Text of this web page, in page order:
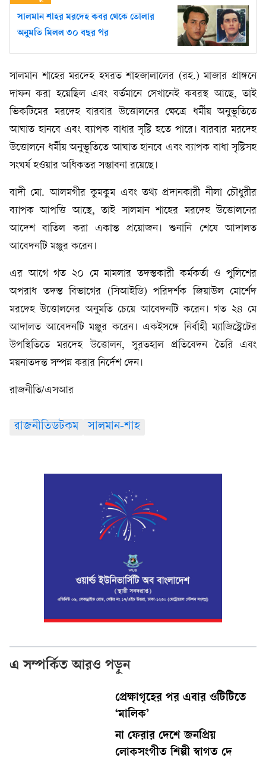
সালমান শাহর মরদেহ কবর থেকে তোলার
অনুমতি মিলল ৩০ বছর পর
সালমান শাহের মরদেহ হযরত শাহজালালের (রহ.) মাজার প্রাঙ্গনে
দাফন করা হয়েছিল এবং বর্তমানে সেখানেই কবরস্থ আছে, তাই
ভিকটিমের মরদেহ বারবার উত্তোলনের ক্ষেত্রে ধর্মীয় অনুভূতিতে
আঘাত হানবে এবং ব্যাপক বাধার সৃষ্টি হতে পারে। বারবার মরদেহ
উত্তোলনে ধর্মীয় অনুভূতিতে আঘাত হানবে এবং ব্যাপক বাধা সৃষ্টিসহ
সংঘর্ষ হওয়ার অধিকতর সম্ভাবনা রয়েছে।
বাদী মো. আলমগীর কুমকুম এবং তথ্য প্রদানকারী নীলা চৌধুরীর
ব্যাপক আপত্তি আছে, তাই সালমান শাহের মরদেহ উত্তোলনের
আদেশ বাতিল করা একান্ত প্রয়োজন। শুনানি শেষে আদালত
আবেদনটি মঞ্জুর করেন।
এর আগে গত ২০ মে মামলার তদন্তকারী কর্মকর্তা ও পুলিশের
অপরাধ তদন্ত বিভাগের (সিআইডি) পরিদর্শক জিয়াউল মোর্শেদ
মরদেহ উত্তোলনের অনুমতি চেয়ে আবেদনটি করেন। গত ২৪ মে
আদালত আবেদনটি মঞ্জুর করেন। একইসঙ্গে নির্বাহী ম্যাজিস্ট্রেটের
উপস্থিতিতে মরদেহ উত্তোলন, সুরতহাল প্রতিবেদন তৈরি এবং
ময়নাতদন্ত সম্পন্ন করার নির্দেশ দেন।
রাজনীতি/এসআর
রাজনীতিডটকম সালমান-শাহ
এ সম্পর্কিত আরও পড়ুন
প্রেক্ষাগৃহের পর এবার ওটিটিতে
‘মালিক’
না ফেরার দেশে জনপ্রিয়
লোকসংগীত শিল্পী স্বাগত দে